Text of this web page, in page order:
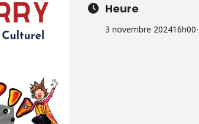
Heure
3 novembre 202416h00-